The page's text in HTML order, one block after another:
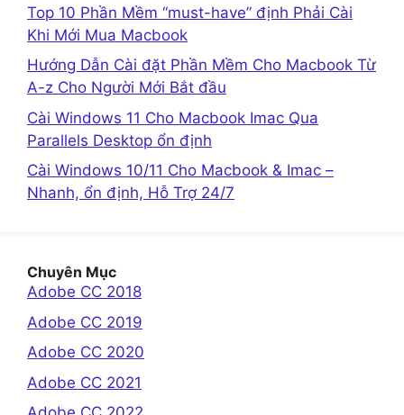
Top 10 Phần Mềm “must-have” định Phải Cài
Khi Mới Mua Macbook
Hướng Dẫn Cài đặt Phần Mềm Cho Macbook Từ
A-z Cho Người Mới Bắt đầu
Cài Windows 11 Cho Macbook Imac Qua
Parallels Desktop ổn định
Cài Windows 10/11 Cho Macbook & Imac –
Nhanh, ổn định, Hỗ Trợ 24/7
Chuyên Mục
Adobe CC 2018
Adobe CC 2019
Adobe CC 2020
Adobe CC 2021